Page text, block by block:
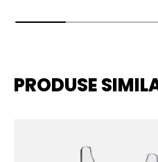
PRODUSE